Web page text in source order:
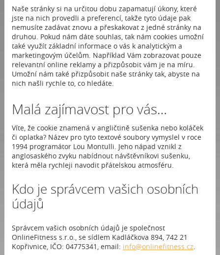
Naše stránky si na určitou dobu zapamatují úkony, které
jste na nich provedli a preferencí, takže tyto údaje pak
nemusíte zadávat znovu a přeskakovat z jedné stránky na
druhou. Pokud nám dáte souhlas, tak nám cookies umožní
také využít základní informace o vás k analytickým a
marketingovým účelům. Například Vám zobrazovat pouze
relevantní online reklamy a přizpůsobit vám je na míru.
Umožní nám také přizpůsobit naše stránky tak, abyste na
nich našli rychle to, co hledáte.
Malá zajímavost pro vás…
Víte, že cookie znamená v angličtině sušenka nebo koláček
či oplatka? Název pro tyto textové soubory vymyslel v roce
1994 programátor Lou Montulli. Jeho nápad vznikl z
anglosaského zvyku nabídnout návštěvníkovi sušenku,
která měla rychleji navodit přátelskou atmosféru.
Kdo je správcem vašich osobních
údajů
Správcem vašich osobních údajů je společnost
OnlineFitness s.r.o., se sídlem Kadláčkova 894, 742 21
Kopřivnice, IČO: 04775341, email: info@onlinefitness.cz.